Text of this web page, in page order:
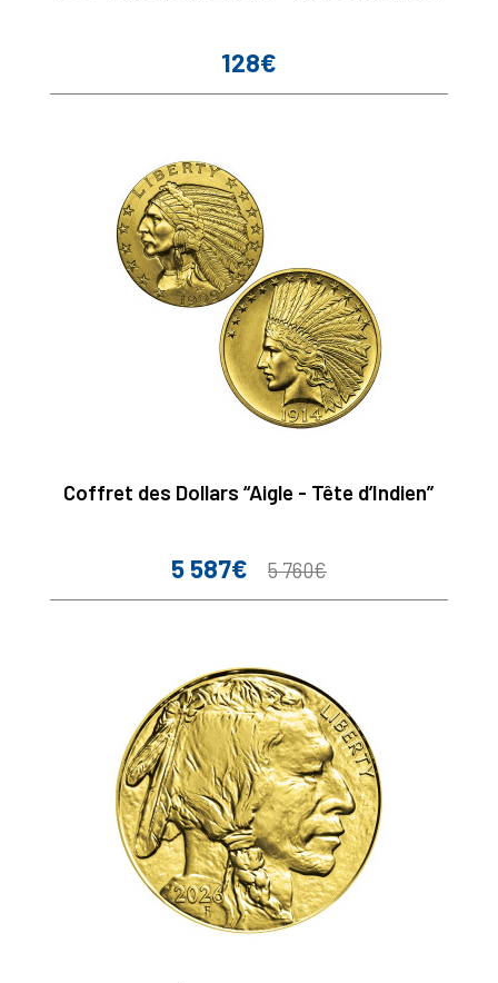
Prix
128€
Coffret des Dollars “Aigle - Tête d’Indien”
Prix
5 587€
Prix
5 760€